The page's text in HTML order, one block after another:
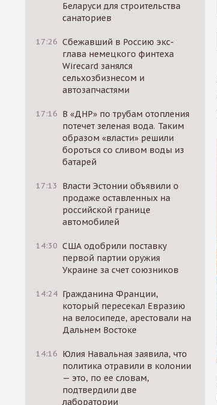
Беларуси для строительства
санаториев
17:26 Сбежавший в Россию экс-
глава немецкого финтеха
Wirecard занялся
сельхозбизнесом и
автозапчастями
17:16 В «ДНР» по трубам отопления
потечет зеленая вода. Таким
образом «власти» решили
бороться со сливом воды из
батарей
17:13
Власти Эстонии объявили о
продаже оставленных на
российской границе
автомобилей
14:30 США одобрили поставку
первой партии оружия
Украине за счет союзников
14:24 Гражданина Франции,
который пересекал Евразию
на велосипеде, арестовали на
Дальнем Востоке
14:16 Юлия Навальная заявила, что
политика отравили в колонии
— это, по ее словам,
подтвердили две
лаборатории